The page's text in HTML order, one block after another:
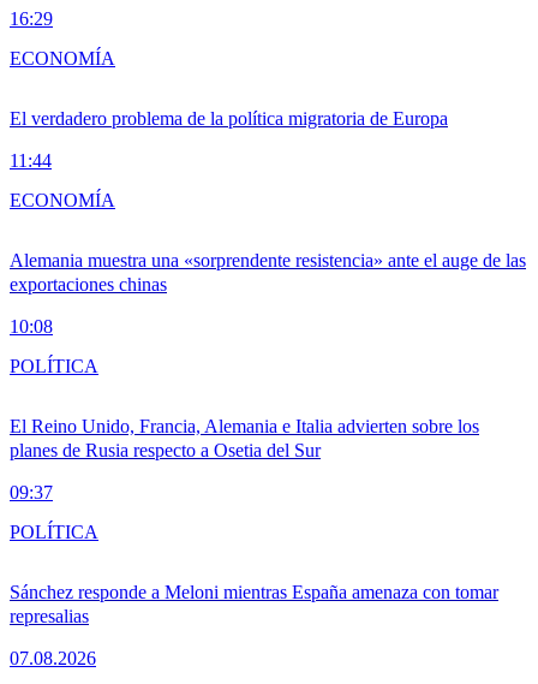
16:29
El verdadero problema de la política migratoria de Europa
11:44
ECONOMÍA
Alemania muestra una «sorprendente resistencia» ante el auge de las
exportaciones chinas
10:08
ECONOMÍA
El Reino Unido, Francia, Alemania e Italia advierten sobre los
planes de Rusia respecto a Osetia del Sur
09:37
POLÍTICA
Sánchez responde a Meloni mientras España amenaza con tomar
represalias
07.08.2026
POLÍTICA